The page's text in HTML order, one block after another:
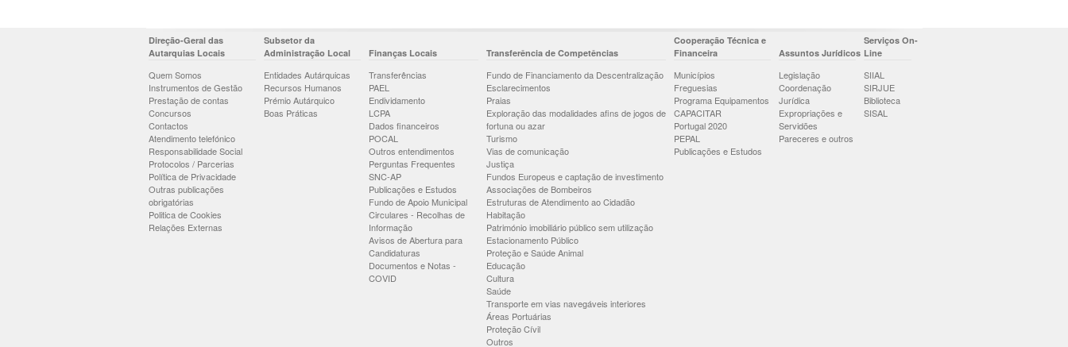
Direção-Geral das
Autarquias Locais
Quem Somos
Instrumentos de Gestão
Prestação de contas
Concursos
Contactos
Atendimento telefónico
Responsabilidade Social
Protocolos / Parcerias
Política de Privacidade
Outras publicações
obrigatórias
Politica de Cookies
Relações Externas
Subsetor da
Administração Local
Entidades Autárquicas
Recursos Humanos
Prémio Autárquico
Boas Práticas
Finanças Locais
Transferências
PAEL
Endividamento
LCPA
Dados financeiros
POCAL
Outros entendimentos
Perguntas Frequentes
SNC-AP
Publicações e Estudos
Fundo de Apoio Municipal
Circulares - Recolhas de
Informação
Avisos de Abertura para
Candidaturas
Documentos e Notas -
COVID
Transferência de Competências
Fundo de Financiamento da Descentralização
Esclarecimentos
Praias
Exploração das modalidades afins de jogos de
fortuna ou azar
Turismo
Vias de comunicação
Justiça
Fundos Europeus e captação de investimento
Associações de Bombeiros
Estruturas de Atendimento ao Cidadão
Habitação
Património imobiliário público sem utilização
Estacionamento Público
Proteção e Saúde Animal
Educação
Cultura
Saúde
Transporte em vias navegáveis interiores
Áreas Portuárias
Proteção Cívil
Outros
Cooperação Técnica e
Financeira
Municípios
Freguesias
Programa Equipamentos
CAPACITAR
Portugal 2020
PEPAL
Publicações e Estudos
Assuntos Jurídicos
Legislação
Coordenação
Jurídica
Expropriações e
Servidões
Pareceres e outros
Serviços On-
Line
SIIAL
SIRJUE
Biblioteca
SISAL